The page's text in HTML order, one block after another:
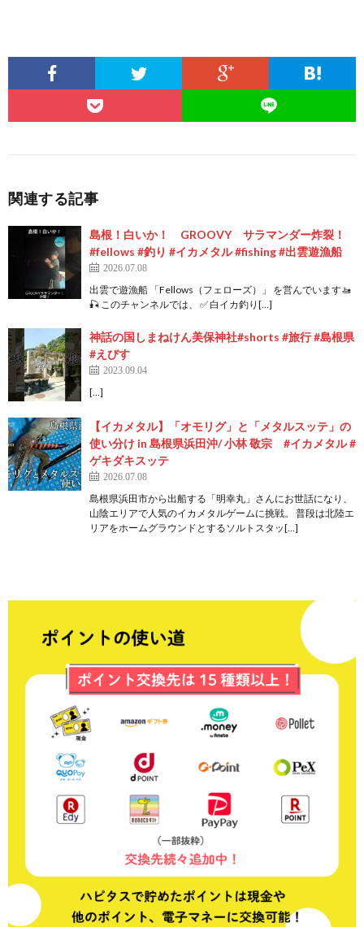
関連する記事
島根！白いか！ GROOVY サラマンダー炸裂！
#fellows #釣り #イカメタル #fishing #出雲遊漁船
2026.07.08
出雲で遊漁船 「Fellows（フェローズ）」 を営んでいます🚤
🎣 このチャンネルでは、 ✅ 白イカ釣り[…]
神話の国しまねけん美保神社#shorts #旅行 #島根県
#えびす
2023.09.04
[…]
【イカメタル】「オモリグ」と「メタルスッテ」の
使い分け in 島根県浜田沖/ 小林 敬宗 #イカメタル #
ゲキダキスッテ
2026.07.08
島根県浜田市から出船する「明幸丸」さんにお世話になり、
山陰エリアで人気のイカメタルゲームに挑戦。 普段は北陸エ
リアをホームグラウンドとするソルトスタッ[…]